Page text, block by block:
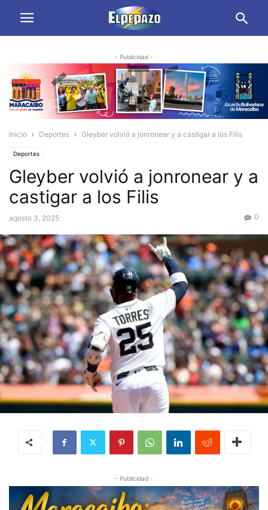
- Publicidad -
Inicio Deportes Gleyber volvió a jonronear y a castigar a los Filis
Deportes
Gleyber volvió a jonronear y a
castigar a los Filis
agosto 3, 2025 0
- Publicidad -